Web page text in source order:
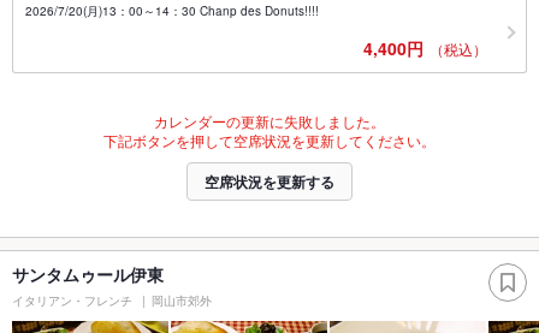
2026/7/20(月)13：00～14：30 Chanp des Donuts!!!!
4,400円 （税込）
カレンダーの更新に失敗しました。
下記ボタンを押して空席状況を更新してください。
空席状況を更新する
サンタムゥール伊東
イタリアン・フレンチ 岡山市郊外